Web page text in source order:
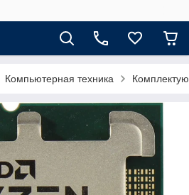
Компьютерная техника